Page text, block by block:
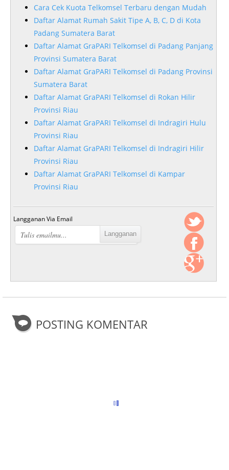
Cara Cek Kuota Telkomsel Terbaru dengan Mudah
Daftar Alamat Rumah Sakit Tipe A, B, C, D di Kota
Padang Sumatera Barat
Daftar Alamat GraPARI Telkomsel di Padang Panjang
Provinsi Sumatera Barat
Daftar Alamat GraPARI Telkomsel di Padang Provinsi
Sumatera Barat
Daftar Alamat GraPARI Telkomsel di Rokan Hilir
Provinsi Riau
Daftar Alamat GraPARI Telkomsel di Indragiri Hulu
Provinsi Riau
Daftar Alamat GraPARI Telkomsel di Indragiri Hilir
Provinsi Riau
Daftar Alamat GraPARI Telkomsel di Kampar
Provinsi Riau
Langganan Via Email
POSTING KOMENTAR